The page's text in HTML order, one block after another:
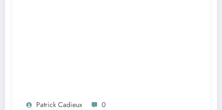
Patrick Cadieux 0